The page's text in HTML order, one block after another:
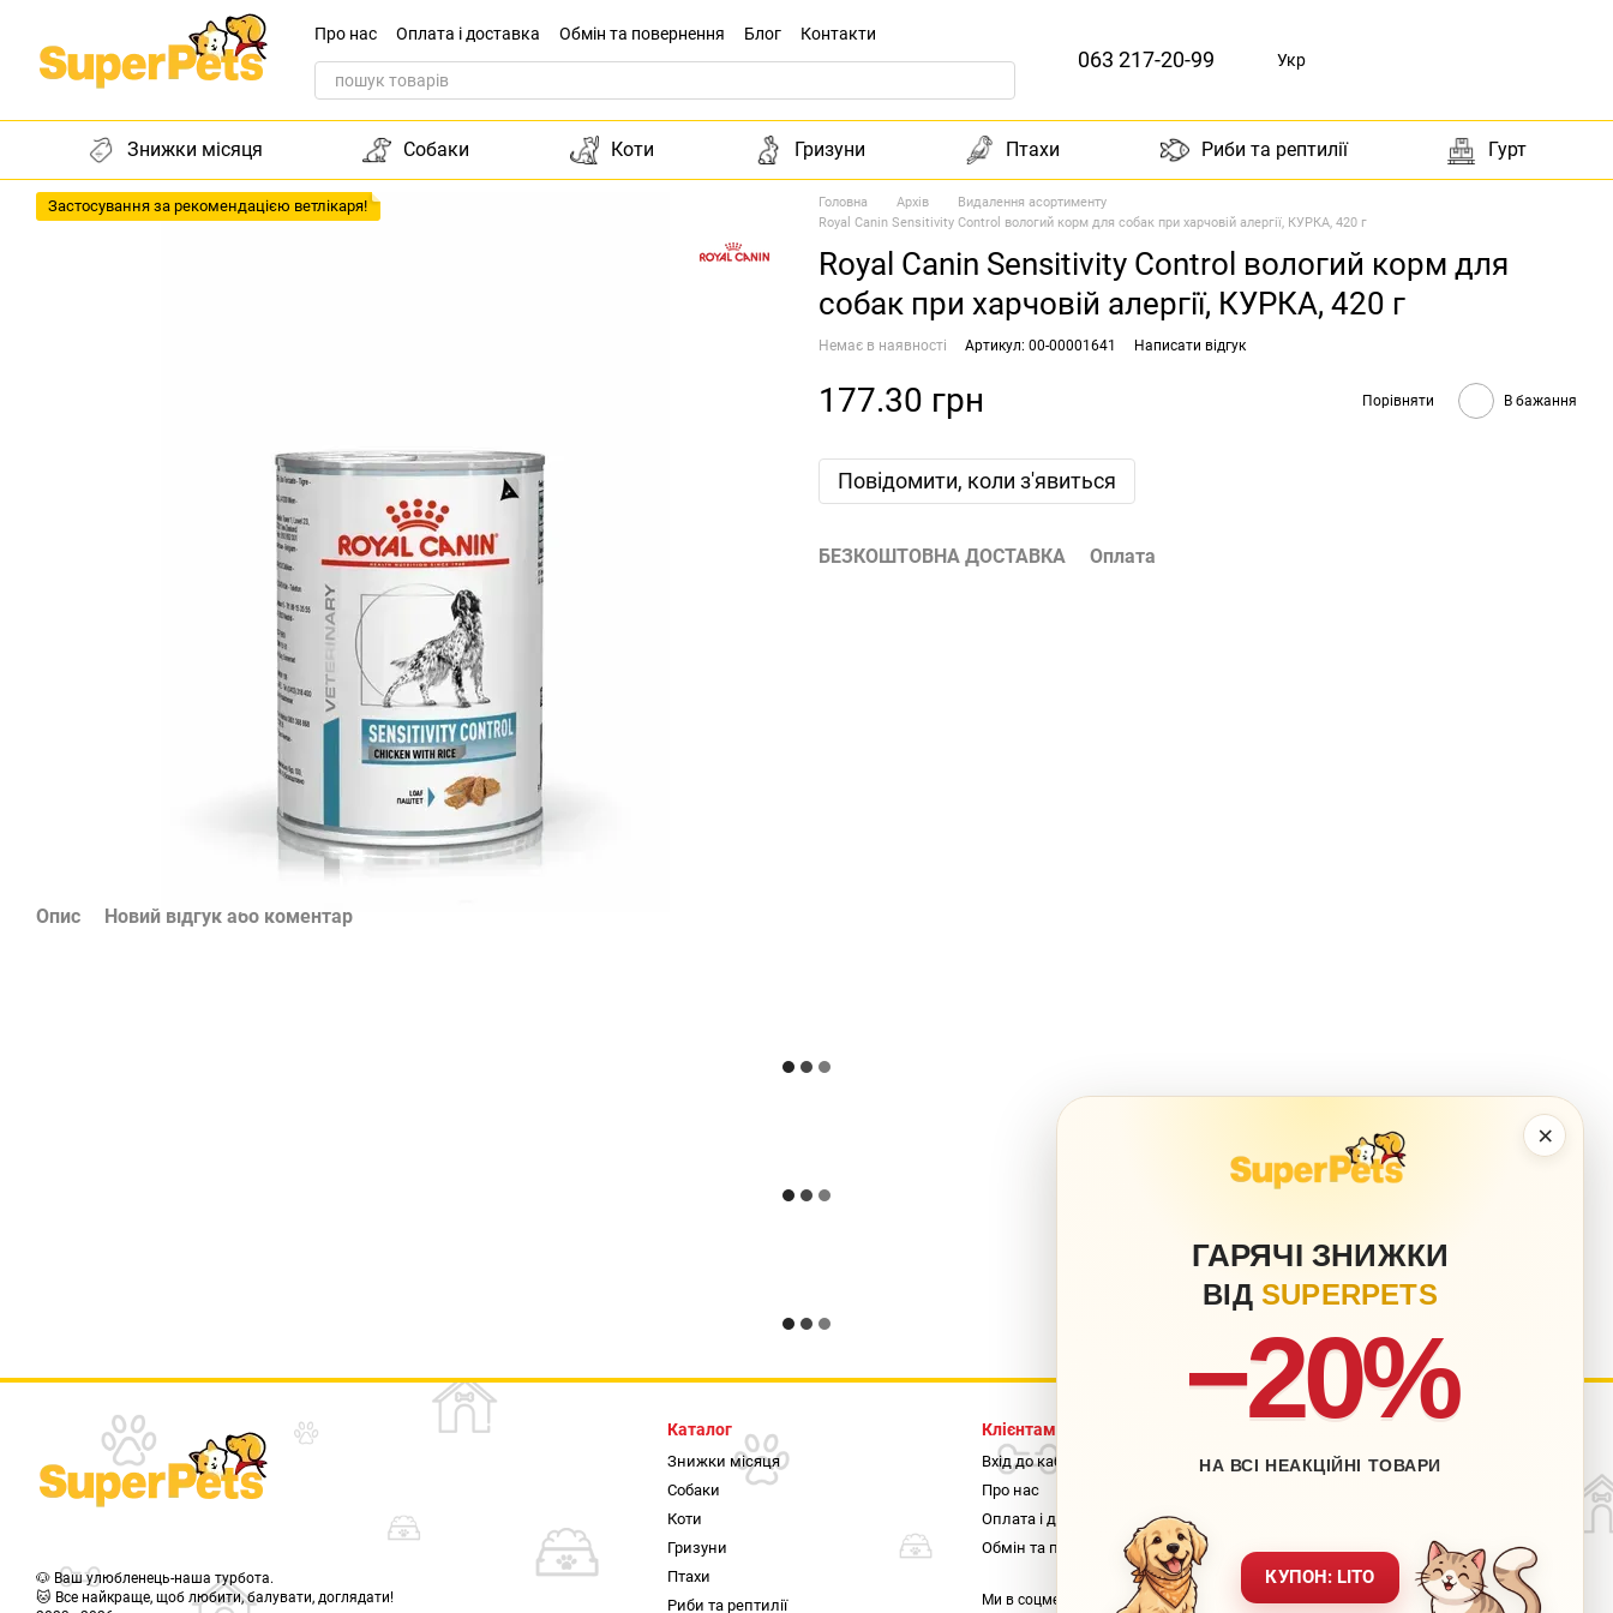
Перейти до основного контенту
×
ГАРЯЧІ ЗНИЖКИ
ВІД SUPERPETS
−20%
НА ВСІ НЕАКЦІЙНІ ТОВАРИ
КУПОН: LITO
Про нас Оплата і доставка Обмін та повернення Блог
Контакти
Звернення до директора
063 217-20-99 Укр
Знижки місяця Собаки Коти Гризуни Птахи Риби та рептилії Гурт
Застосування за рекомендацією ветлікаря!
Опис Новий відгук або коментар
Головна Архів
Видалення асортименту
Royal Canin Sensitivity Control вологий корм для собак при харчовій алергії, КУРКА, 420 г
Royal Canin Sensitivity Control вологий корм для
собак при харчовій алергії, КУРКА, 420 г
Немає в наявності Артикул: 00-00001641 Написати відгук
177.30 грн Порівняти В бажання
Повідомити, коли з'явиться
БЕЗКОШТОВНА ДОСТАВКА Оплата
🐶 Ваш улюбленець-наша турбота.
🐱 Все найкраще, щоб любити, балувати, доглядати!
Каталог
Знижки місяця
Собаки
Коти
Гризуни
Птахи
Риби та рептилії
Клієнтам
Вхід до кабінету
Про нас
Оплата і доставка
Обмін та повернення
Блог
Звернення до директора
Ми в соцмережах